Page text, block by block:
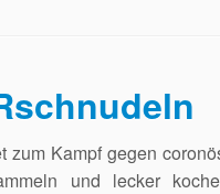
zum Kampf gegen
und lecker